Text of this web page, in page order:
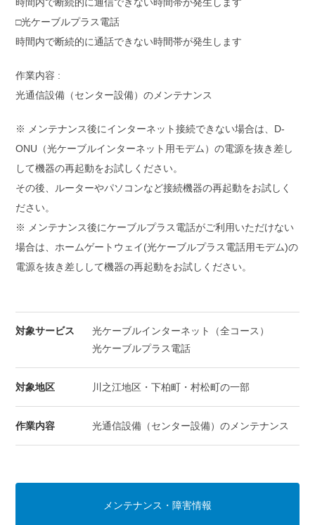
時間内で断続的に通信できない時間帯が発生します
□光ケーブルプラス電話
時間内で断続的に通話できない時間帯が発生します
作業内容 :
光通信設備（センター設備）のメンテナンス
※ メンテナンス後にインターネット接続できない場合は、D-
ONU（光ケーブルインターネット用モデム）の電源を抜き差し
して機器の再起動をお試しください。
その後、ルーターやパソコンなど接続機器の再起動をお試しく
ださい。
※ メンテナンス後にケーブルプラス電話がご利用いただけない
場合は、ホームゲートウェイ(光ケーブルプラス電話用モデム)の
電源を抜き差しして機器の再起動をお試しください。
対象サービス
光ケーブルインターネット（全コース）
光ケーブルプラス電話
対象地区 川之江地区・下柏町・村松町の一部
作業内容 光通信設備（センター設備）のメンテナンス
メンテナンス・障害情報